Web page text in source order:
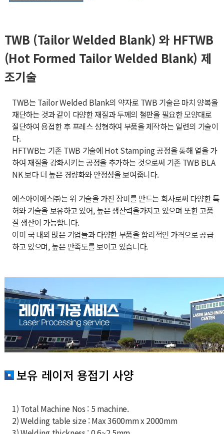
TWB (Tailor Welded Blank) 와 HFTWB
(Hot Formed Tailor Welded Blank) 제
조기술
TWB는 Tailor Welded Blank의 약자로 TWB 기술은 마치 양복을
재단하는 것과 같이 다양한 재질과 두께의 철판을 필요한 모양대로
절단하여 용접한 후 프레스 성형하여 부품을 제작하는 일련의 기술이
다.
HFTWB는 기존 TWB 기술에 Hot Stamping 공정을 통해 열을 가
하여 재질을 강화시키는 공정을 추가하는 것으로써 기존 TWB BLA
NK 보다 더 높은 경량화와 안정성을 보여줍니다.
에스아이에스㈜는 위 기술을 가진 장비를 만드는 회사로써 다양한 특
허와 기술을 보유하고 있어, 높은 생산력을가지고 있으며 또한 고품
질 생산이 가능합니다.
이미 국 내외 많은 기업들과 다양한 부품을 합리적인 가격으로 공급
하고 있으며, 높은 만족도를 보이고 있습니다.
보유 레이저 용접기 사양
1) Total Machine Nos : 5 machine.
2) Welding table size : Max 3600mm x 2000mm